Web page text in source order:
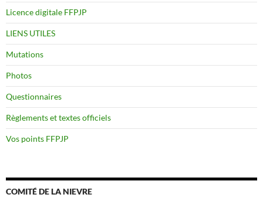
Licence digitale FFPJP
LIENS UTILES
Mutations
Photos
Questionnaires
Règlements et textes officiels
Vos points FFPJP
COMITÉ DE LA NIEVRE